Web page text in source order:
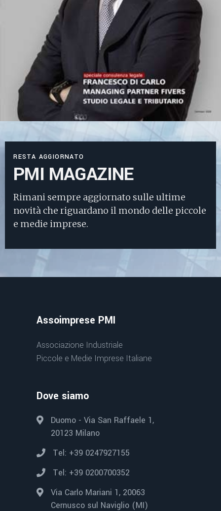
RESTA AGGIORNATO
PMI MAGAZINE
Rimani sempre aggiornato sulle ultime
novità che riguardano il mondo delle piccole
e medie imprese.
Assoimprese PMI
Associazione Industriale
Piccole e Medie Imprese Italiane
Dove siamo
Duomo - Via San Raffaele 1,
20123 Milano
Tel: +39 0247927155
Tel: +39 0200700352
Via Carlo Mariani 1, 20063
Cernusco sul Naviglio (MI)